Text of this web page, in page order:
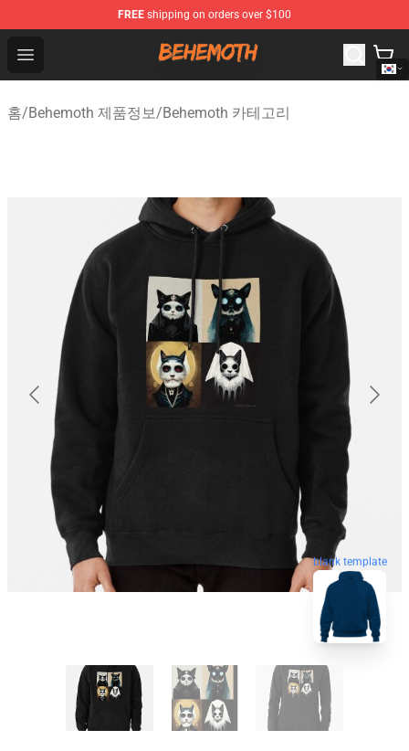
FREE shipping on orders over $100
Open menu
Behemoth Store - Official Behemoth Merchandise Shop
홈/Behemoth 제품정보/Behemoth 카테고리
blank template